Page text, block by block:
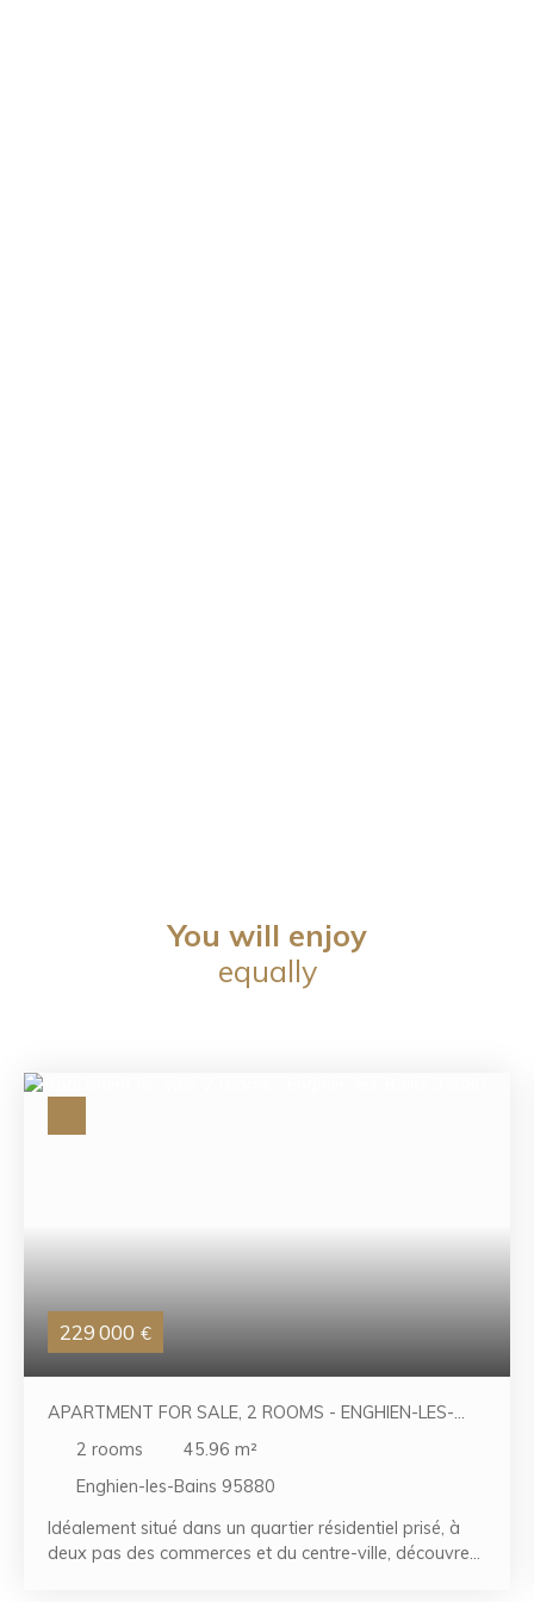
You will enjoy
equally
229 000 €
APARTMENT FOR SALE, 2 ROOMS - ENGHIEN-LES-
2 rooms 45.96 m²
Enghien-les-Bains 95880
Idéalement situé dans un quartier résidentiel prisé, à
deux pas des commerces et du centre-ville, découvrez